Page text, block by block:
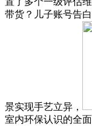
带货？儿子账号告
景实现手艺立异，
室内环保认识的全